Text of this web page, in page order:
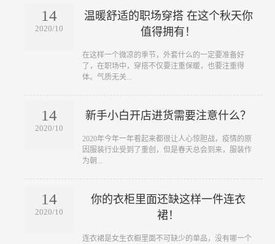
14
2020/10
温暖舒适的职场穿搭 在这个秋天你
值得拥有！
​在这样一个微凉的季节，外套什么的一定要准备好
了，在职场中，穿搭不仅要注重保暖，也要注重得
体。气质无关...
14
2020/10
新手小白开店进货需要注意什么？
​2020年今年一年看起来都很让人心惊胆战，疫情的原
因服装行业受到了重创，但是春天总会到来，服装作
为朝...
14
2020/10
你的衣柜里面还缺这样一件连衣
裙！
​连衣裙是女生衣橱里面不可缺少的单品，没有哪一个